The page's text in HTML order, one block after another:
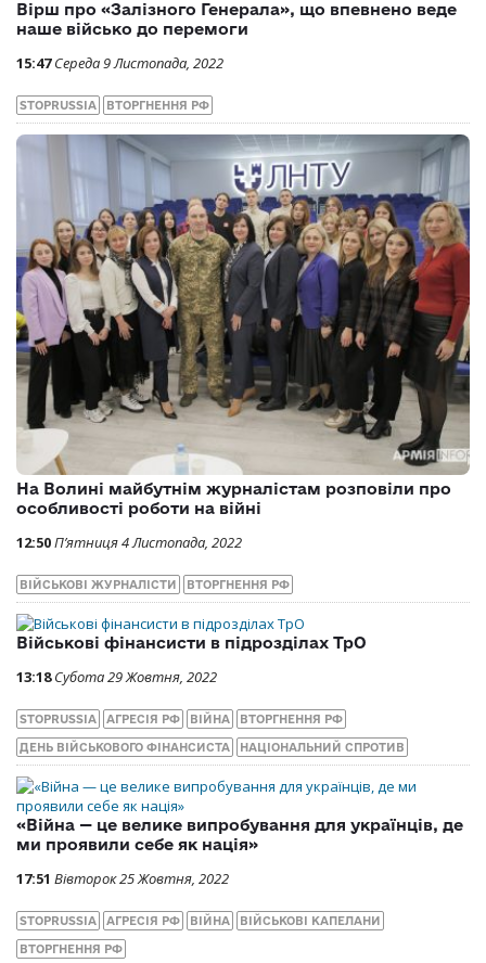
Вірш про «Залізного Генерала», що впевнено веде
наше військо до перемоги
15:47 Середа 9 Листопада, 2022
STOPRUSSIA ВТОРГНЕННЯ РФ
На Волині майбутнім журналістам розповіли про
особливості роботи на війні
12:50П’ятниця 4 Листопада, 2022
ВІЙСЬКОВІ ЖУРНАЛІСТИ ВТОРГНЕННЯ РФ
Військові фінансисти в підрозділах ТрО
13:18 Субота 29 Жовтня, 2022
STOPRUSSIA АГРЕСІЯ РФ ВІЙНА ВТОРГНЕННЯ РФ
ДЕНЬ ВІЙСЬКОВОГО ФІНАНСИСТА НАЦІОНАЛЬНИЙ СПРОТИВ
«Війна — це велике випробування для українців, де
ми проявили себе як нація»
17:51 Вівторок 25 Жовтня, 2022
STOPRUSSIA АГРЕСІЯ РФ ВІЙНА ВІЙСЬКОВІ КАПЕЛАНИ
ВТОРГНЕННЯ РФ